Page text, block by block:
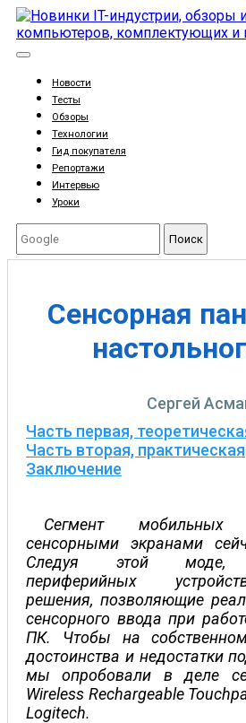
Новости
Тесты
Обзоры
Технологии
Гид покупателя
Репортажи
Интервью
Уроки
Поиск
Cенсорная
Сергей
Часть первая,
Часть вторая, практическая
Заключение
Сегмент
сенсорными экранами
Следуя этой моде,
периферийных
решения, позволяющие
сенсорного ввода при
ПК. Чтобы на
достоинства и недостатки
мы опробовали в деле
Wireless Rechargeable
Logitech.